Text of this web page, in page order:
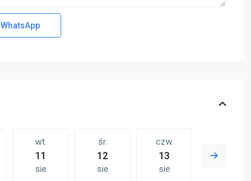
WhatsApp
wt.
11
sie
śr.
12
sie
czw.
13
sie